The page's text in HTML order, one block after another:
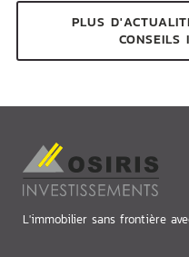
PLUS
CONSEILS
L'immobilier sans frontière